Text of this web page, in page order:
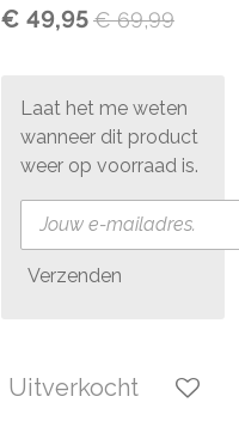
€ 49,95€ 69,99
Laat het me weten
wanneer dit product
weer op voorraad is.
Verzenden
Uitverkocht